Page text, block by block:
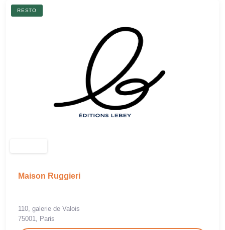
RESTO
Maison Ruggieri
110, galerie de Valois
75001, Paris